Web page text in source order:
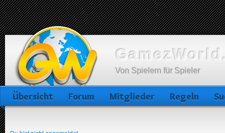
Von Spielern für Spieler
Übersicht Forum Mitglieder Regeln